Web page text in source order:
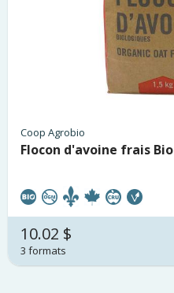
Coop Agrobio
Flocon d'avoine frais Bio
10.02 $
3 formats